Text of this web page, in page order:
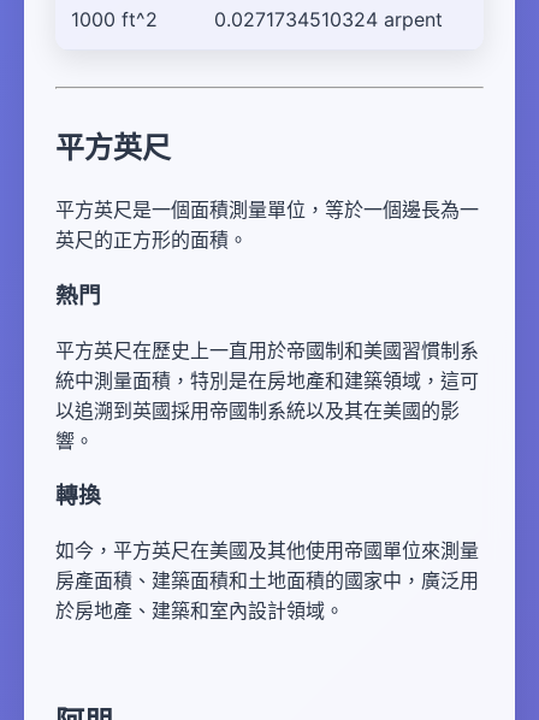
1000 ft^2 0.0271734510324 arpent
平方英尺
平方英尺是一個面積測量單位，等於一個邊長為一
英尺的正方形的面積。
熱門
平方英尺在歷史上一直用於帝國制和美國習慣制系
統中測量面積，特別是在房地產和建築領域，這可
以追溯到英國採用帝國制系統以及其在美國的影
響。
轉換
如今，平方英尺在美國及其他使用帝國單位來測量
房產面積、建築面積和土地面積的國家中，廣泛用
於房地產、建築和室內設計領域。